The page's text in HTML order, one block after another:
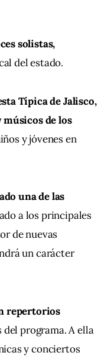
solistas,
del estado.
Típica de Jalisco,
de los
y jóvenes en
una de las
a los principales
de nuevas
un carácter
repertorios
programa. A ella
y conciertos